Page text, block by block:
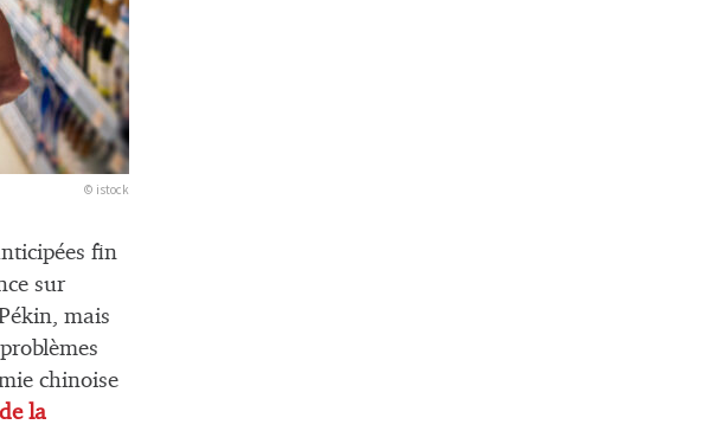
© istock
fin
sur
mais
chinoise
la